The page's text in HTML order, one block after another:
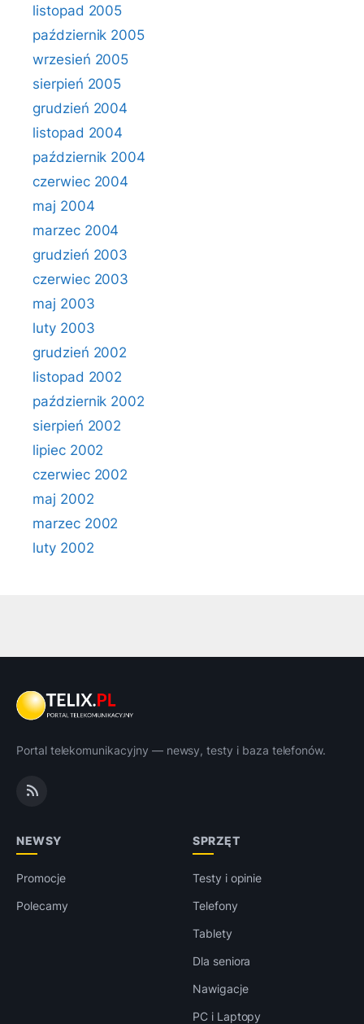
listopad 2005
październik 2005
wrzesień 2005
sierpień 2005
grudzień 2004
listopad 2004
październik 2004
czerwiec 2004
maj 2004
marzec 2004
grudzień 2003
czerwiec 2003
maj 2003
luty 2003
grudzień 2002
listopad 2002
październik 2002
sierpień 2002
lipiec 2002
czerwiec 2002
maj 2002
marzec 2002
luty 2002
Portal telekomunikacyjny — newsy, testy i baza telefonów.
NEWSY
Promocje
Polecamy
SPRZĘT
Testy i opinie
Telefony
Tablety
Dla seniora
Nawigacje
PC i Laptopy